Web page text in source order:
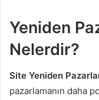
Yeniden
Nelerdir?
Site Yeniden
pazarlamanın daha